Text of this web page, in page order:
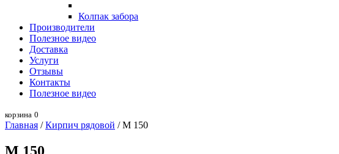
Колпак забора
Производители
Полезное видео
Доставка
Услуги
Отзывы
Контакты
Полезное видео
корзина 0
Главная /Кирпич рядовой / М 150